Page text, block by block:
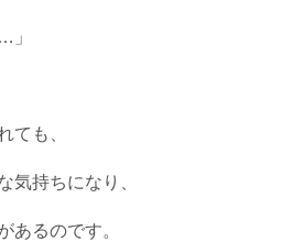
」
ても、
気持ちになり、
あるのです。